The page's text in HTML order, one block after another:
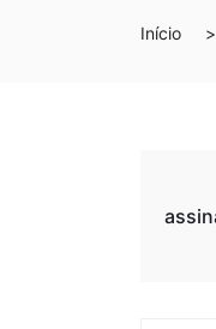
Início